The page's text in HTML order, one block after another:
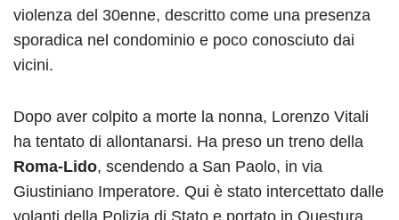
violenza del 30enne, descritto come una presenza
sporadica nel condominio e poco conosciuto dai
vicini.
Dopo aver colpito a morte la nonna, Lorenzo Vitali
ha tentato di allontanarsi. Ha preso un treno della
Roma-Lido, scendendo a San Paolo, in via
Giustiniano Imperatore. Qui è stato intercettato dalle
volanti della Polizia di Stato e portato in Questura.